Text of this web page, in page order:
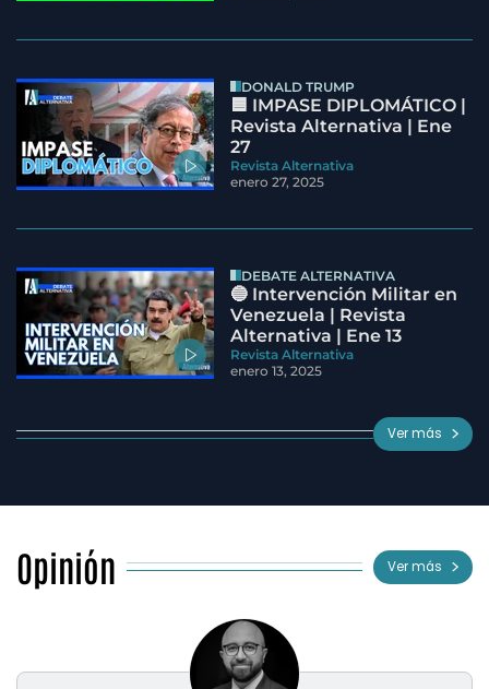
DONALD TRUMP
🟦 IMPASE DIPLOMÁTICO |
Revista Alternativa | Ene
27
Revista Alternativa
enero 27, 2025
DEBATE ALTERNATIVA
🔵 Intervención Militar en
Venezuela | Revista
Alternativa | Ene 13
Revista Alternativa
enero 13, 2025
Ver más
Opinión Ver más